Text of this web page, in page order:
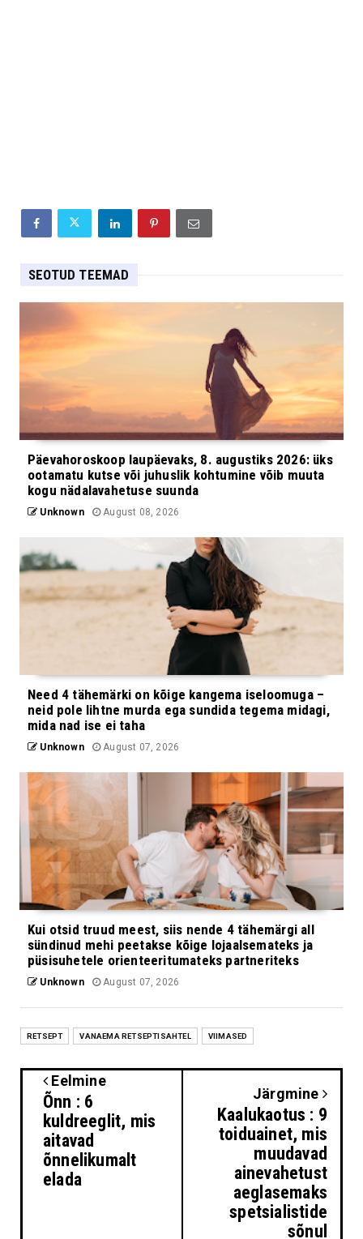
SEOTUD TEEMAD
Päevahoroskoop laupäevaks, 8. augustiks 2026: üks
ootamatu kutse või juhuslik kohtumine võib muuta
kogu nädalavahetuse suunda
Unknown August 08, 2026
Need 4 tähemärki on kõige kangema iseloomuga –
neid pole lihtne murda ega sundida tegema midagi,
mida nad ise ei taha
Unknown August 07, 2026
Kui otsid truud meest, siis nende 4 tähemärgi all
sündinud mehi peetakse kõige lojaalsemateks ja
püsisuhetele orienteeritumateks partneriteks
Unknown August 07, 2026
RETSEPT VANAEMA RETSEPTISAHTEL VIIMASED
Eelmine
Õnn : 6
kuldreeglit, mis
aitavad
õnnelikumalt
elada
Järgmine
Kaalukaotus : 9
toiduainet, mis
muudavad
ainevahetust
aeglasemaks
spetsialistide
sõnul